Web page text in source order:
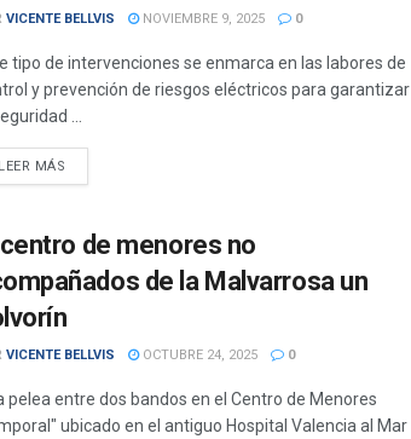
VICENTE BELLVIS NOVIEMBRE 9, 2025 0
tipo de intervenciones se enmarca en las labores de
y prevención de riesgos eléctricos para garantizar
...
LEER MÁS
centro de menores no
de la Malvarrosa un
VICENTE BELLVIS OCTUBRE 24, 2025 0
pelea entre dos bandos en el Centro de Menores
ubicado en el antiguo Hospital Valencia al Mar